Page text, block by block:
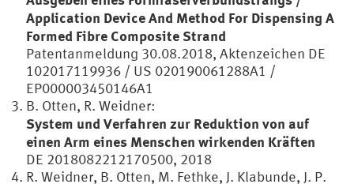
Application Device And Method For Dispensing A
Formed Fibre Composite Strand
Patentanmeldung 30.08.2018, Aktenzeichen DE
102017119936 / US 020190061288A1 /
EP000003450146A1
B. Otten, R. Weidner:
System und Verfahren zur Reduktion von auf
einen Arm eines Menschen wirkenden Kräften
DE 2018082212170500, 2018
R. Weidner, B. Otten, M. Fethke, J. Klabunde, J. P.